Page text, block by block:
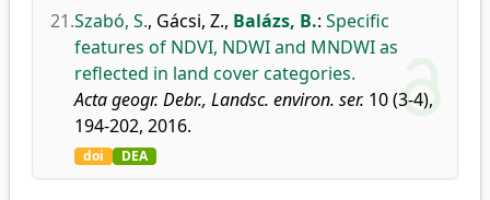
21.Szabó, S., Gácsi, Z., Balázs, B.: Specific
features of NDVI, NDWI and MNDWI as
reflected in land cover categories.
Acta geogr. Debr., Landsc. environ. ser. 10 (3-4),
194-202, 2016.
doi DEA